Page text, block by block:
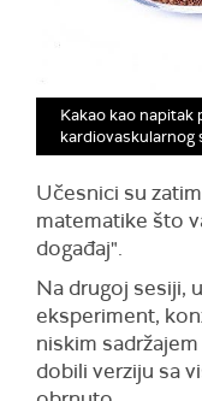
Kakao kao napitak
kardiovaskularnog
Učesnici su
matematike što
događaj".
Na drugoj sesiji,
eksperiment,
niskim
dobili verziju sa